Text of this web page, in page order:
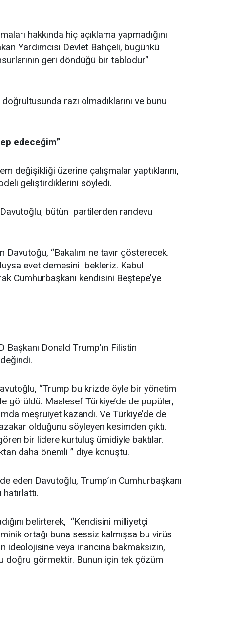
hakkında hiç açıklama yapmadığını
Yardımcısı Devlet Bahçeli, bugünkü
geri döndüğü bir tablodur”
razı olmadıklarını ve bunu
edeceğim”
değişikliği üzerine çalışmalar yaptıklarını,
geliştirdiklerini söyledi.
bütün partilerden randevu
“Bakalım ne tavır gösterecek.
evet demesini bekleriz. Kabul
Cumhurbaşkanı kendisini Beştepe’ye
Donald Trump’ın Filistin
“Trump bu krizde öyle bir yönetim
görüldü. Maalesef Türkiye’de de popüler,
meşruiyet kazandı. Ve Türkiye’de de
olduğunu söyleyen kesimden çıktı.
bir lidere kurtuluş ümidiyle baktılar.
daha önemli ” diye konuştu.
eden Davutoğlu, Trump’ın Cumhurbaşkanı
belirterek, “Kendisini milliyetçi
ortağı buna sessiz kalmışsa bu virüs
veya inancına bakmaksızın,
doğru görmektir. Bunun için tek çözüm